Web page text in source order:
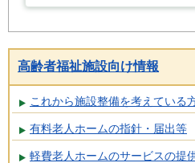
高齢者福祉施設向け情報
これから施設整備を考えている
有料老人ホームの指針・届出等
軽費老人ホームのサービスの提